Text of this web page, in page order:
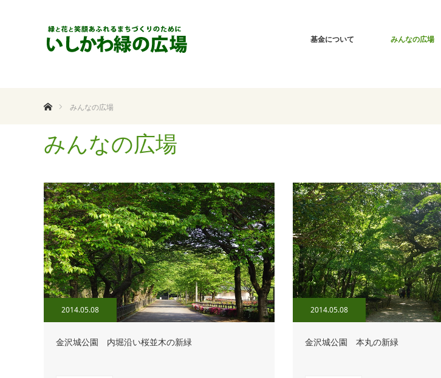
基金について みんなの広場
みんなの広場
みんなの広場
2014.05.08
金沢城公園 内堀沿い桜並木の新緑
2014.05.08
金沢城公園 本丸の新緑